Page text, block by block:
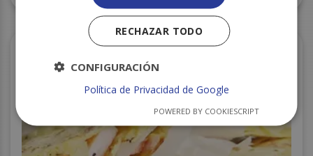
RECHAZAR TODO
CONFIGURACIÓN
Política de Privacidad de Google
POWERED BY COOKIESCRIPT